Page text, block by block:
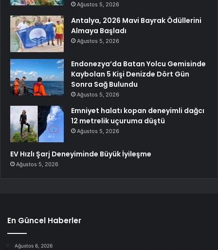
Ağustos 5, 2026
Antalya, 2026 Mavi Bayrak Ödüllerini
Almaya Başladı
Ağustos 5, 2026
Endonezya’da Batan Yolcu Gemisinde
Kaybolan 5 Kişi Denizde Dört Gün
Sonra Sağ Bulundu
Ağustos 5, 2026
Emniyet halatı kopan deneyimli dağcı
12 metrelik uçuruma düştü
Ağustos 5, 2026
EV Hızlı Şarj Deneyiminde Büyük İyileşme
Ağustos 5, 2026
En Güncel Haberler
Ağustos 6, 2026